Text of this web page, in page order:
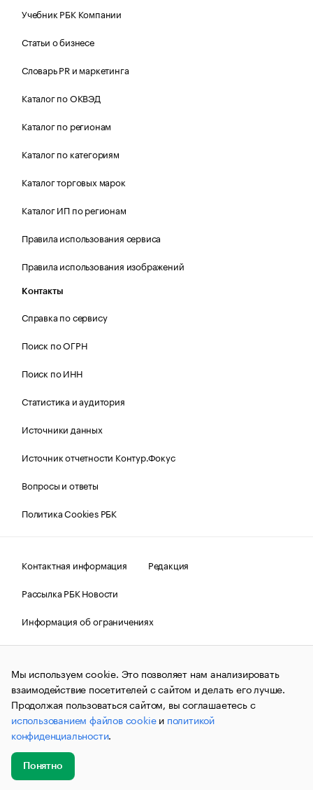
Учебник РБК Компании
Статьи о бизнесе
Словарь PR и маркетинга
Каталог по ОКВЭД
Каталог по регионам
Каталог по категориям
Каталог торговых марок
Каталог ИП по регионам
Правила использования сервиса
Правила использования изображений
Контакты
Справка по сервису
Поиск по ОГРН
Поиск по ИНН
Статистика и аудитория
Источники данных
Источник отчетности Контур.Фокус
Вопросы и ответы
Политика Cookies РБК
Контактная информация
Редакция
Рассылка РБК Новости
Информация об ограничениях
Правовая информация
О соблюдении авторских прав
© АО «РОСБИЗНЕСКОНСАЛТИНГ»,1995–2026.Сообщения
и материалы информационного агентства «РБК»
(зарегистрировано Федеральной службой по надзору в сфере
связи, информационных технологий и массовых
коммуникаций (Роскомнадзор) 09.12.2015 за номером ИА
№ФС77-63848) сопровождаются пометкой «РБК». Отдельные
публикации могут содержать информацию,
не предназначенную для пользователей
до 18 лет.
Мы используем cookie. Это позволяет нам анализировать
взаимодействие посетителей с сайтом и делать его лучше.
Продолжая пользоваться сайтом, вы соглашаетесь с
использованием файлов cookieи политикой
конфиденциальности.
Понятно